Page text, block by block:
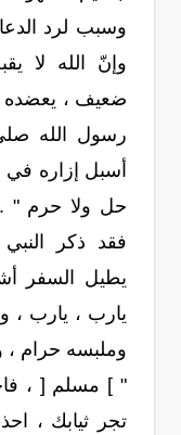
وسبب لرد
وإنّ الله لا
ضعيف ،
رسول الله
أسبل إزاره
حل ولا حرم " .
فقد ذكر
يطيل السفر
يارب ، يارب ،
وملبسه حرام ،
" ] مسلم [ ،
تجر ثيابك ،